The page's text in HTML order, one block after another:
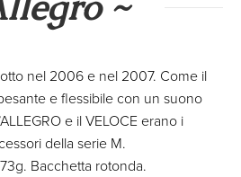
nel 2006 e nel 2007. Come il
e flessibile con un suono
e il VELOCE erano i
della serie M.
Bacchetta rotonda.